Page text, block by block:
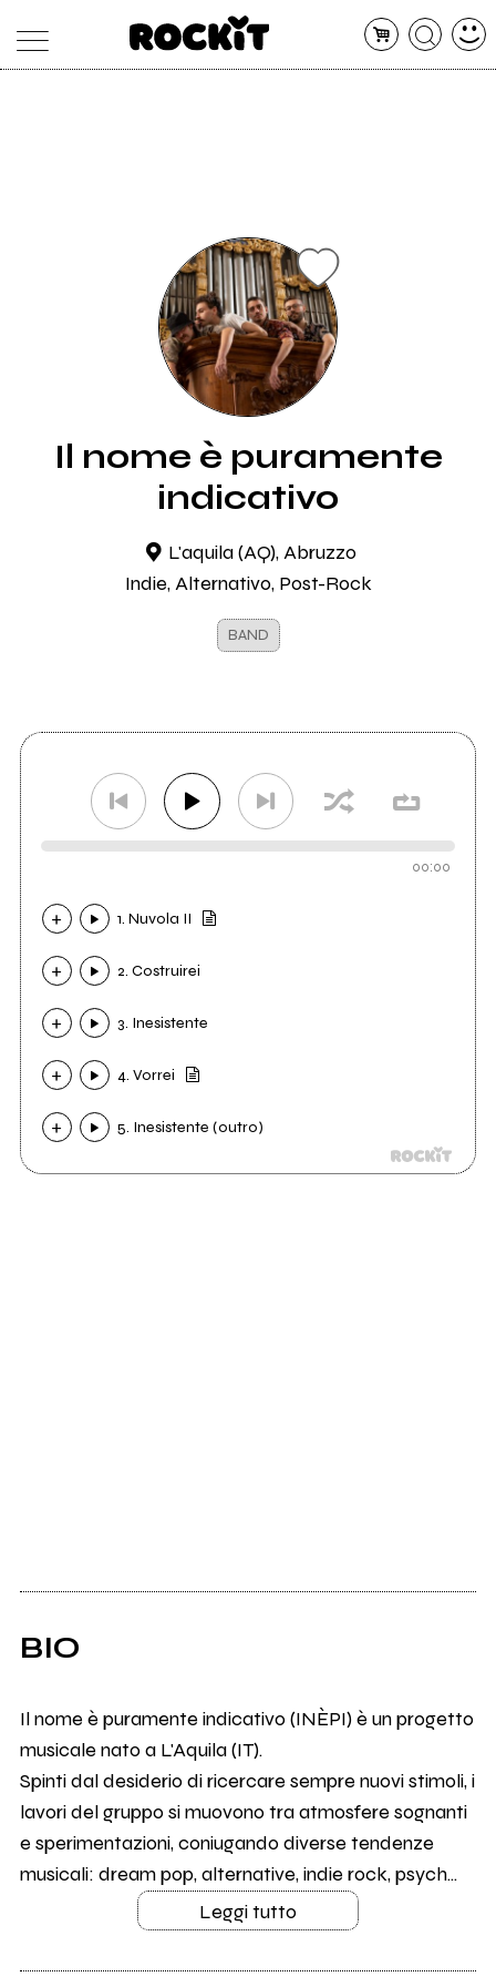
Il nome è puramente
indicativo
L'aquila (AQ), Abruzzo
Indie, Alternativo, Post-Rock
BAND
00:00
1. Nuvola II
2. Costruirei
3. Inesistente
4. Vorrei
5. Inesistente (outro)
BIO
Il nome è puramente indicativo (INÈPI) è un progetto
musicale nato a L'Aquila (IT).
Spinti dal desiderio di ricercare sempre nuovi stimoli, i
lavori del gruppo si muovono tra atmosfere sognanti
e sperimentazioni, coniugando diverse tendenze
musicali: dream pop, alternative, indie rock, psych...
Leggi tutto